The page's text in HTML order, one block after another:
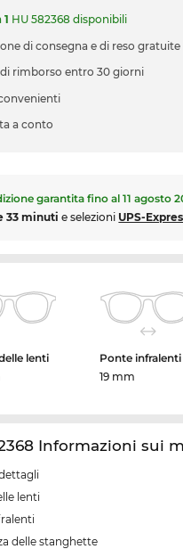
1 HU 582368 disponibili
di consegna e di reso gratuite
rimborso entro 30 giorni
a conto
garantita fino al11 agosto
33 minuti e selezioni UPS-
lenti
Ponte infralenti
19 mm
Informazioni sui
lenti
delle stanghette